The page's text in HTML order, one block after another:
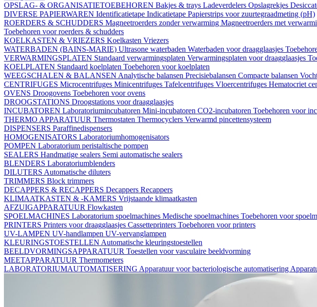
OPSLAG- & ORGANISATIETOEBEHOREN Bakjes & trays Ladeverdelers Opslagrekjes
DIVERSE PAPIERWAREN Identificatietape Indicatietape Papierstrips voor zuurtegraadmeting (pH)
ROERDERS & SCHUDDERS Magneetroerders zonder verwarming Magneetroerders met
Toebehoren voor roerders & schudders
KOELKASTEN & VRIEZERS Koelkasten Vriezers
WATERBADEN (BAINS-MARIE) Ultrasone waterbaden Waterbaden voor draagglaasjes
VERWARMINGSPLATEN Standaard verwarmingsplaten Verwarmingsplaten voor draagglaasjes
KOELPLATEN Standaard koelplaten Toebehoren voor koelplaten
WEEGSCHALEN & BALANSEN Analytische balansen Precisiebalansen Compacte balansen
CENTRIFUGES Microcentrifuges Minicentrifuges Tafelcentrifuges Vloercentrifuges Hematocriet
OVENS Droogovens Toebehoren voor ovens
DROOGSTATIONS Droogstations voor draagglaasjes
INCUBATOREN Laboratoriumincubatoren Mini-incubatoren CO2-incubatoren Toebehoren voor
THERMO APPARATUUR Thermostaten Thermocyclers Verwarmd pincettensysteem
DISPENSERS Paraffinedispensers
HOMOGENISATORS Laboratoriumhomogenisators
POMPEN Laboratorium peristaltische pompen
SEALERS Handmatige sealers Semi automatische sealers
BLENDERS Laboratoriumblenders
DILUTERS Automatische diluters
TRIMMERS Block trimmers
DECAPPERS & RECAPPERS Decappers Recappers
KLIMAATKASTEN & -KAMERS Vrijstaande klimaatkasten
AFZUIGAPPARATUUR Flowkasten
SPOELMACHINES Laboratorium spoelmachines Medische spoelmachines Toebehoren voor
PRINTERS Printers voor draagglaasjes Cassetteprinters Toebehoren voor printers
UV-LAMPEN UV-handlampen UV-vervanglampen
KLEURINGSTOESTELLEN Automatische kleuringstoestellen
BEELDVORMINGSAPPARATUUR Toestellen voor vasculaire beeldvorming
MEETAPPARATUUR Thermometers
LABORATORIUMAUTOMATISERING Apparatuur voor bacteriologische automatisering